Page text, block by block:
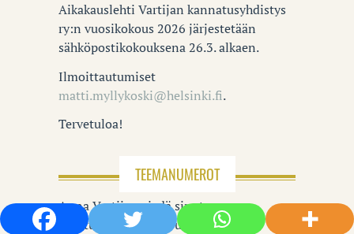
Aikakauslehti Vartijan kannatusyhdistys
ry:n vuosikokous 2026 järjestetään
sähköpostikokouksena 26.3. alkaen.
Ilmoittautumiset
matti.myllykoski@helsinki.fi.
Tervetuloa!
TEEMANUMEROT
Anna Vartijan viedä sinut
nojatuolimatkalle! Tutustu